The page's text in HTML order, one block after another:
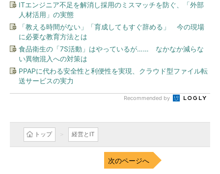
ITエンジニア不足を解消し採用のミスマッチを防ぐ、「外部
人材活用」の実態
「教える時間がない」「育成してもすぐ辞める」 今の現場
に必要な教育方法とは
食品衛生の「7S活動」はやっているが…… なかなか減らな
い異物混入への対策は
PPAPに代わる安全性と利便性を実現、クラウド型ファイル転
送サービスの実力
Recommended by
トップ 経営とIT
次のページへ